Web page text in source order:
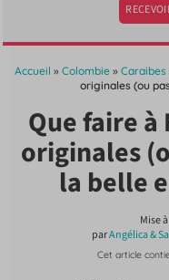
Accueil » Colombie » Caraibes
originales (ou
Que faire à
originales
la belle
Mise
parAngélica &
Cet article